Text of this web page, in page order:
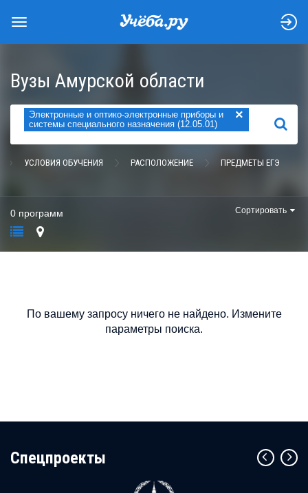
Вузы Амурской области
Электронные и оптико-электронные приборы и
системы специального назначения (12.05.01)
×
НАЙТИ
УСЛОВИЯ ОБУЧЕНИЯ РАСПОЛОЖЕНИЕ ПРЕДМЕТЫ ЕГЭ
0 программ Сортировать
По вашему запросу ничего не найдено. Измените
параметры поиска.
Cпецпроекты